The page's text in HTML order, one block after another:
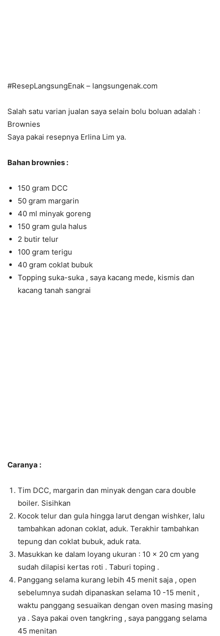
#ResepLangsungEnak – langsungenak.com
Salah satu varian jualan saya selain bolu boluan adalah :
Brownies
Saya pakai resepnya Erlina Lim ya.
Bahan brownies :
150 gram DCC
50 gram margarin
40 ml minyak goreng
150 gram gula halus
2 butir telur
100 gram terigu
40 gram coklat bubuk
Topping suka-suka , saya kacang mede, kismis dan
kacang tanah sangrai
Caranya :
Tim DCC, margarin dan minyak dengan cara double
boiler. Sisihkan
Kocok telur dan gula hingga larut dengan wishker, lalu
tambahkan adonan coklat, aduk. Terakhir tambahkan
tepung dan coklat bubuk, aduk rata.
Masukkan ke dalam loyang ukuran : 10 x 20 cm yang
sudah dilapisi kertas roti . Taburi toping .
Panggang selama kurang lebih 45 menit saja , open
sebelumnya sudah dipanaskan selama 10 -15 menit ,
waktu panggang sesuaikan dengan oven masing masing
ya . Saya pakai oven tangkring , saya panggang selama
45 menitan